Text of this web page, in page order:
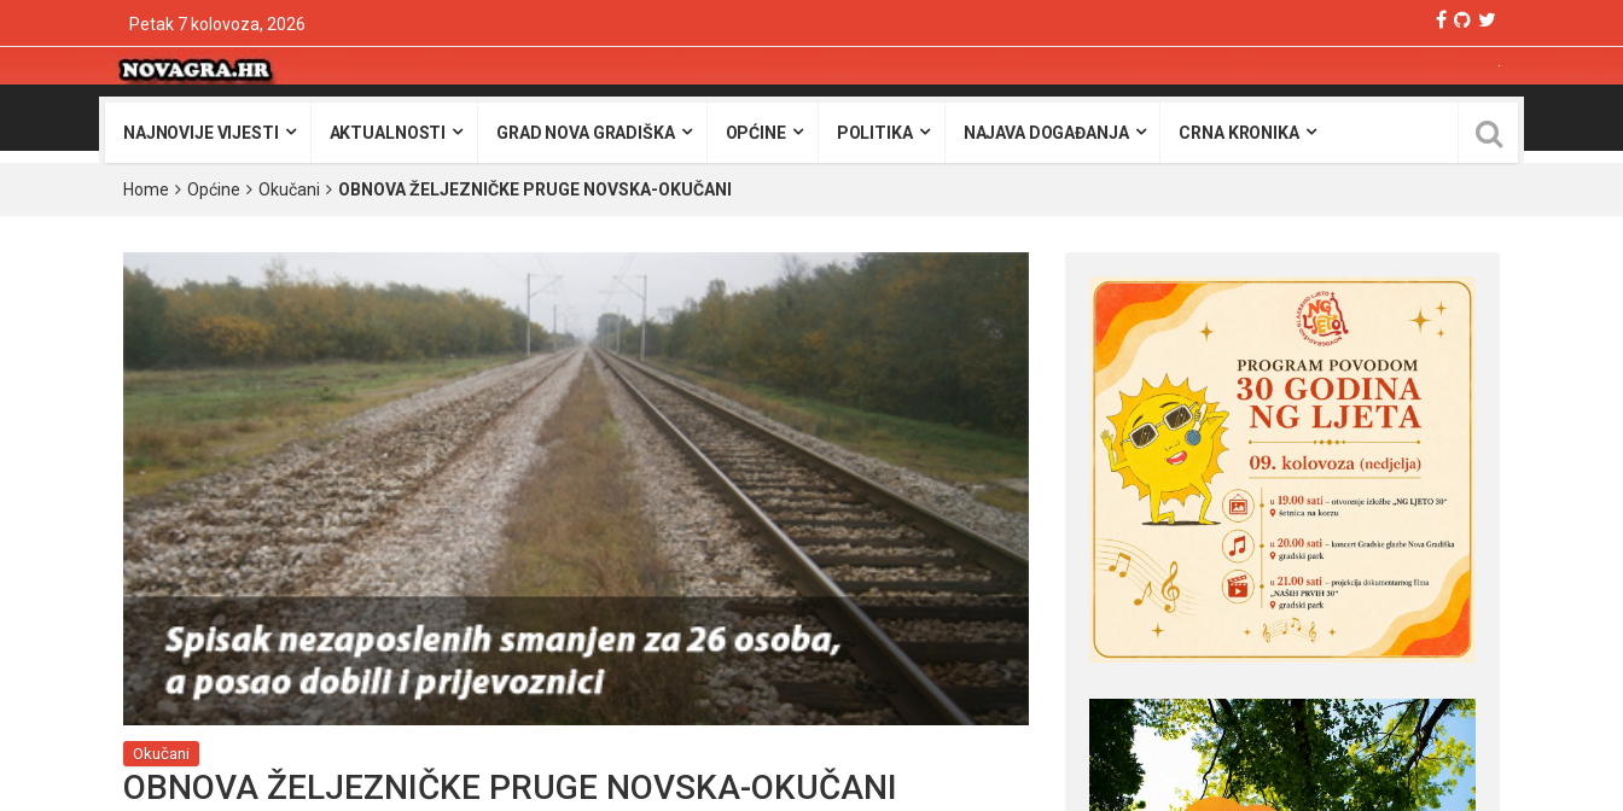
Petak 7 kolovoza, 2026
NAJNOVIJE VIJESTI AKTUALNOSTI GRAD NOVA GRADIŠKA OPĆINE POLITIKA NAJAVA DOGAĐANJA CRNA KRONIKA
Home Općine Okučani OBNOVA ŽELJEZNIČKE PRUGE NOVSKA-OKUČANI
Okučani
OBNOVA ŽELJEZNIČKE PRUGE NOVSKA-OKUČANI